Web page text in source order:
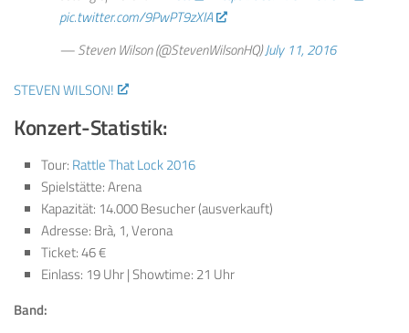
pic.twitter.com/9PwPT9zXIA
— Steven Wilson (@StevenWilsonHQ)July 11, 2016
STEVEN WILSON!
Konzert-Statistik:
Tour: Rattle That Lock 2016
Spielstätte: Arena
Kapazität: 14.000 Besucher (ausverkauft)
Adresse: Brà, 1, Verona
Ticket: 46 €
Einlass: 19 Uhr | Showtime: 21 Uhr
Band: